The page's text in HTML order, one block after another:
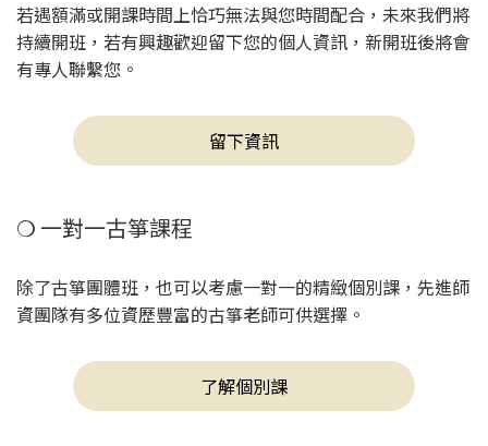
若遇額滿或開課時間上恰巧無法與您時間配合，未來我們將
持續開班，若有興趣歡迎留下您的個人資訊，新開班後將會
有專人聯繫您。
留下資訊
❍ 一對一古箏課程
除了古箏團體班，也可以考慮一對一的精緻個別課，先進師
資團隊有多位資歷豐富的古箏老師可供選擇。
了解個別課